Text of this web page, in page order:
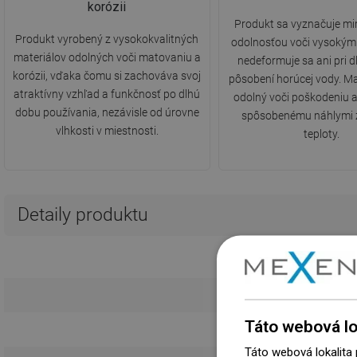
korózii
Produkt vyrobený z vysokokvalitných
materiálov odolných voči matovaniu a
korózii, vďaka čomu si zachováva svoj
atraktívny vzhľad a funkčnosť po dlhú
dobu používania, nezávisle od úrovne
vlhkosti v miestnosti.
Produkt sa vyznačuje
odolnosťou voči
nedeformuje sa ani pri
pôsobení horúcej vody.
odolný voči poškodeniu
spôsobenému náhlymi
teploty.
Detaily produktu
Táto webová
Táto webová lokalita